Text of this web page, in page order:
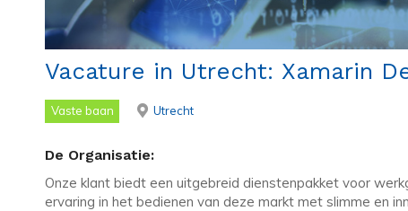
Vacature in Utrecht: Xamarin
Vaste baan Utrecht
De Organisatie:
Onze klant biedt een uitgebreid dienstenpakket voor
ervaring in het bedienen van deze markt met slimme en